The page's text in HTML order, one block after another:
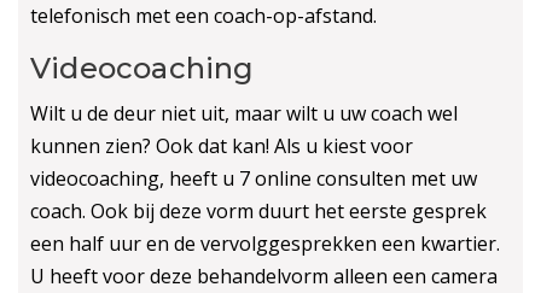
telefonisch met een coach-op-afstand.
Videocoaching
Wilt u de deur niet uit, maar wilt u uw coach wel
kunnen zien? Ook dat kan! Als u kiest voor
videocoaching, heeft u 7 online consulten met uw
coach. Ook bij deze vorm duurt het eerste gesprek
een half uur en de vervolggesprekken een kwartier.
U heeft voor deze behandelvorm alleen een camera